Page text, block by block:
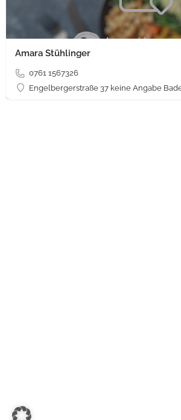
Amara Stühlinger
0761 1567326
Engelbergerstraße 37 keine Angabe